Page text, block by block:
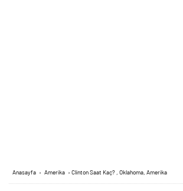
Anasayfa › Amerika › Clinton Saat Kaç? , Oklahoma, Amerika